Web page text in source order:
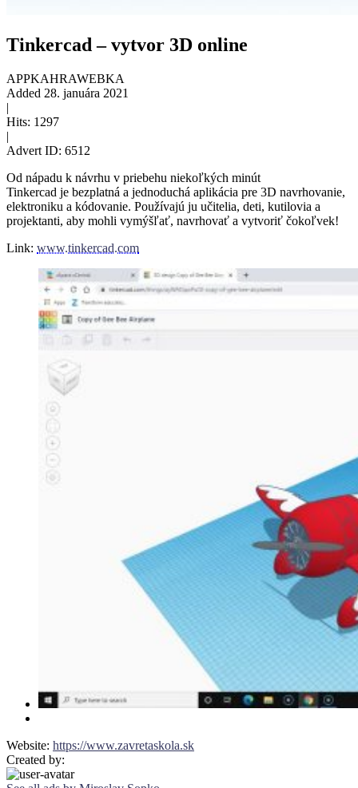
Tinkercad – vytvor 3D online
APPKAHRAWEBKA
Added 28. januára 2021
|
Hits: 1297
|
Advert ID: 6512
Od nápadu k návrhu v priebehu niekoľkých minút
Tinkercad je bezplatná a jednoduchá aplikácia pre 3D navrhovanie,
elektroniku a kódovanie. Používajú ju učitelia, deti, kutilovia a
projektanti, aby mohli vymýšľať, navrhovať a vytvoriť čokoľvek!
Link: www.tinkercad.com
Website: https://www.zavretaskola.sk
Created by: